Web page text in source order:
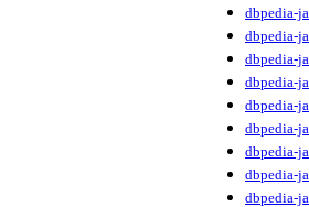
dbpedia-ja
dbpedia-ja
dbpedia-ja
dbpedia-ja
dbpedia-ja
dbpedia-ja
dbpedia-ja
dbpedia-ja
dbpedia-ja